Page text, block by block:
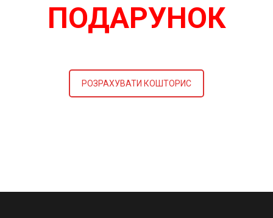
ПОДАРУНОК
РОЗРАХУВАТИ КОШТОРИС